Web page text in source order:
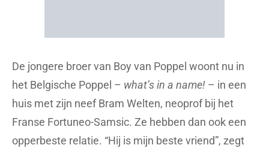
De jongere broer van Boy van Poppel woont nu in
het Belgische Poppel – what’s in a name! – in een
huis met zijn neef Bram Welten, neoprof bij het
Franse Fortuneo-Samsic. Ze hebben dan ook een
opperbeste relatie. “Hij is mijn beste vriend”, zegt